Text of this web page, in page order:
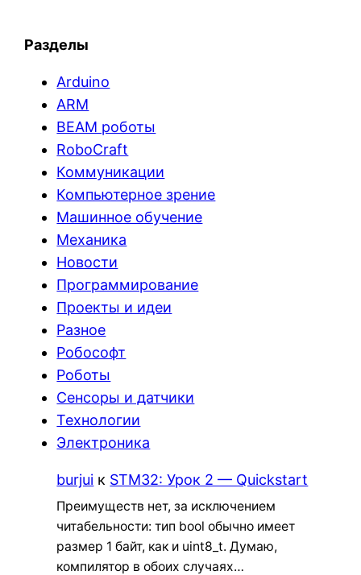
Разделы
Arduino
ARM
BEAM роботы
RoboCraft
Коммуникации
Компьютерное зрение
Машинное обучение
Механика
Новости
Программирование
Проекты и идеи
Разное
Робософт
Роботы
Сенсоры и датчики
Технологии
Электроника
burjui к STM32: Урок 2 — Quickstart
Преимуществ нет, за исключением
читабельности: тип bool обычно имеет
размер 1 байт, как и uint8_t. Думаю,
компилятор в обоих случаях…